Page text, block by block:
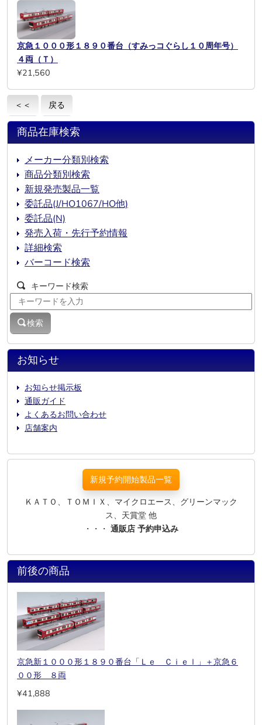
京急１０００形１８９０番台（すみっコぐらし１０周年号）
４両（Ｔ）
¥21,560
＜＜ 戻る
お知らせ
お知らせ掲示板
通販ガイド
よくあるお問い合わせ
店舗案内
商品在庫検索
メーカー分類別検索
商品分類別検索
新規発売製品一覧
委託品(J/HO1067/HO他)
委託品(N)
発売入荷・先行予約情報
詳細検索
バーコード検索
キーワード検索
検索
新規予約開始製品一覧
ＫＡＴＯ、ＴＯＭＩＸ、マイクロエース、グリーンマック
ス、天賞堂 他
・・・ 通販店 予約申込み
前後の商品
京急新１０００形１８９０番台「Ｌｅ Ｃｉｅｌ」＋京急６
００形 ８両
¥41,888